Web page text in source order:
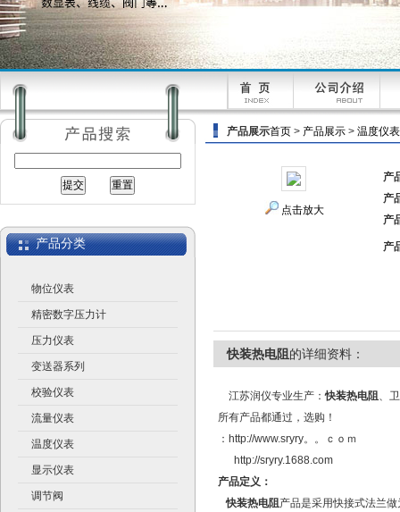
产品分类
物位仪表
精密数字压力计
压力仪表
变送器系列
校验仪表
流量仪表
温度仪表
显示仪表
调节阀
产品展示首页 > 产品展示 > 温度仪表
点击放大
产
产
产
产
快装热电阻 的详细资料：
江苏润仪专业生产：快装热电阻、
所有产品都通过，选购！
：http://www.sryry。。ｃｏｍ
http://sryry.1688.com
产品定义：
快装热电阻产品是采用快接式法兰